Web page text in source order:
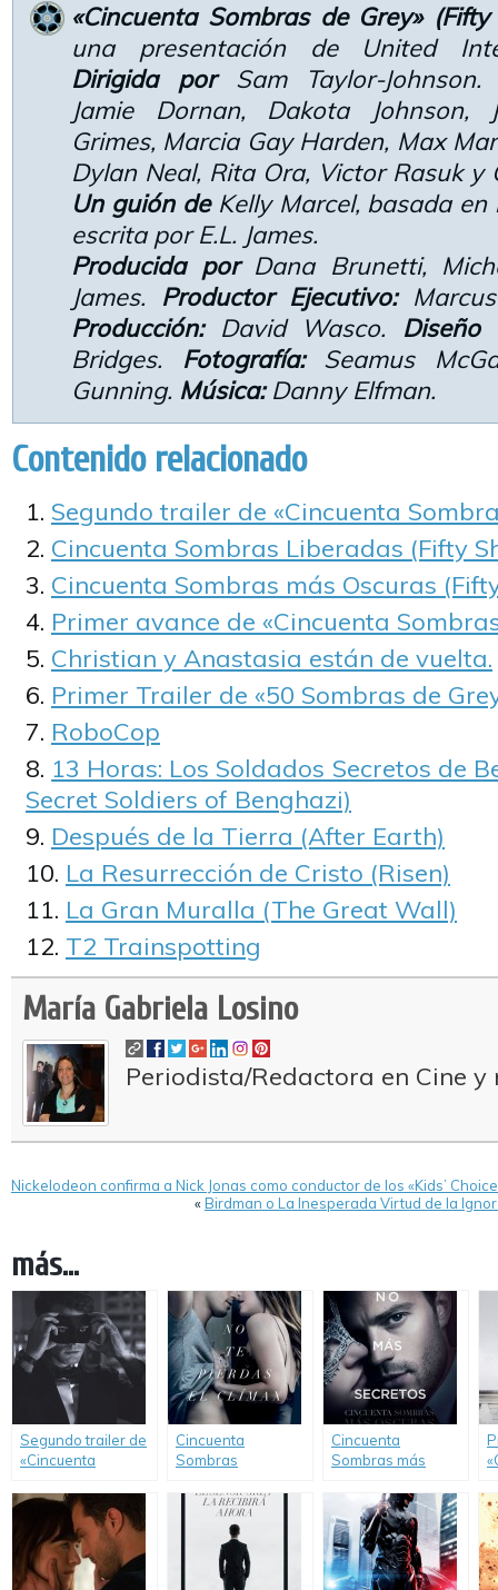
«Cincuenta Sombras de Grey»
una presentación de United
Dirigida porSam Taylor-
Jamie Dornan, Dakota Johnson,
Grimes, Marcia Gay Harden, Max
Dylan Neal, Rita Ora, Victor Rasuk y
Un guión deKelly Marcel, basada en
escrita por E.L. James.
Producida porDana Brunetti,
James. Productor Ejecutivo:
Producción:David Wasco. Diseño
Bridges. Fotografía:Seamus
Gunning. Música:Danny Elfman.
Contenido relacionado
Segundo trailer de «Cincuenta
Cincuenta Sombras Liberadas (Fifty
Cincuenta Sombras más Oscuras
Primer avance de «Cincuenta
Christian y Anastasia están de vuelta.
Primer Trailer de «50 Sombras de
RoboCop
13 Horas: Los Soldados Secretos de
Secret Soldiers of Benghazi)
Después de la Tierra (After Earth)
La Resurrección de Cristo (Risen)
La Gran Muralla (The Great Wall)
T2 Trainspotting
María Gabriela Losino
Periodista/Redactora en Cine y
Nickelodeon confirma a Nick Jonas como conductor de los «Kids’
«Birdman o La Inesperada Virtud de la
más...
Segundo trailer de
«Cincuenta
Oscuras».
Cincuenta
Sombras
Shades Freed)
Cincuenta
Sombras más
Shades Darker)